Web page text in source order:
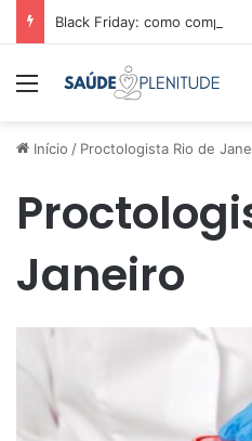
Black Friday: como comparar
Menu
Início / Proctologista Rio de
Janeiro